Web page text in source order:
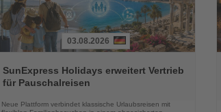
Sie
die
03.08.2026
SunExpress Holidays erweitert Vertrieb
für Pauschalreisen
Neue Plattform verbindet klassische Urlaubsreisen mit